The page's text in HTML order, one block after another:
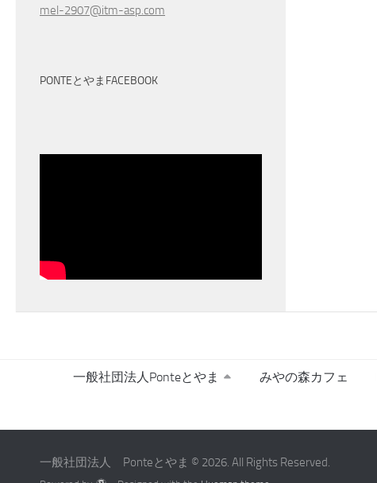
mel-2907@itm-asp.com
PONTEとやまFACEBOOK
一般社団法人Ponteとやま みやの森カフェ
一般社団法人 Ponteとやま © 2026. All Rights Reserved.